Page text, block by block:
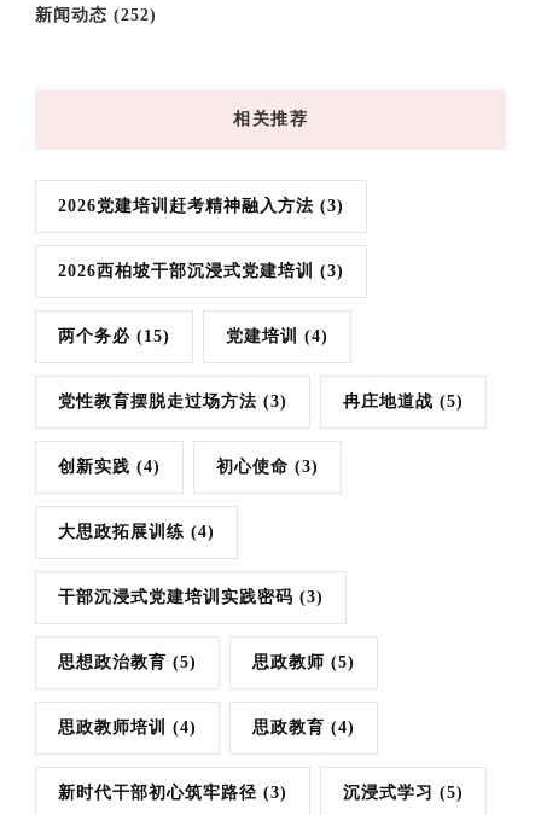
新闻动态 (252)
相关推荐
2026党建培训赶考精神融入方法 (3)
2026西柏坡干部沉浸式党建培训 (3)
两个务必 (15) 党建培训 (4)
党性教育摆脱走过场方法 (3) 冉庄地道战 (5)
创新实践 (4) 初心使命 (3)
大思政拓展训练 (4)
干部沉浸式党建培训实践密码 (3)
思想政治教育 (5) 思政教师 (5)
思政教师培训 (4) 思政教育 (4)
新时代干部初心筑牢路径 (3) 沉浸式学习 (5)